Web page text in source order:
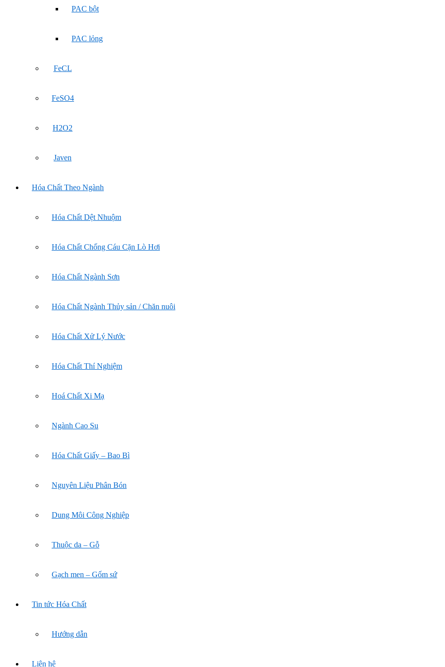
PAC bột
PAC lỏng
FeCL
FeSO4
H2O2
Javen
Hóa Chất Theo Ngành
Hóa Chất Dệt Nhuộm
Hóa Chất Chống Cáu Cặn Lò Hơi
Hóa Chất Ngành Sơn
Hóa Chất Ngành Thủy sản / Chăn nuôi
Hóa Chất Xử Lý Nước
Hóa Chất Thí Nghiệm
Hoá Chất Xi Mạ
Ngành Cao Su
Hóa Chất Giấy – Bao Bì
Nguyên Liệu Phân Bón
Dung Môi Công Nghiệp
Thuộc da – Gỗ
Gạch men – Gốm sứ
Tin tức Hóa Chất
Hướng dẫn
Liên hệ